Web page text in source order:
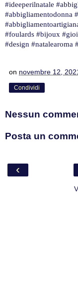
#ideeperilnatale
#abbigliamentodonna
#foulards #bijoux
#design #natalearoma
on novembre 12,
Condividi
Nessun
Posta un
‹